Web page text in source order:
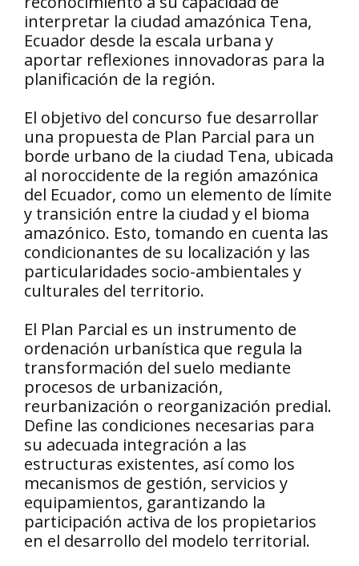
interpretar la ciudad amazónica Tena,
Ecuador desde la escala urbana y
aportar reflexiones innovadoras para la
planificación de la región.
El objetivo del concurso fue desarrollar
una propuesta de Plan Parcial para un
borde urbano de la ciudad Tena, ubicada
al noroccidente de la región amazónica
del Ecuador, como un elemento de límite
y transición entre la ciudad y el bioma
amazónico. Esto, tomando en cuenta las
condicionantes de su localización y las
particularidades socio-ambientales y
culturales del territorio.
El Plan Parcial es un instrumento de
ordenación urbanística que regula la
transformación del suelo mediante
procesos de urbanización,
reurbanización o reorganización predial.
Define las condiciones necesarias para
su adecuada integración a las
estructuras existentes, así como los
mecanismos de gestión, servicios y
equipamientos, garantizando la
participación activa de los propietarios
en el desarrollo del modelo territorial.